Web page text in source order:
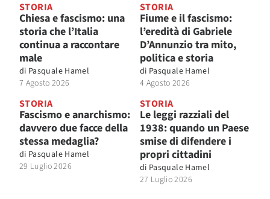
STORIA
Chiesa e fascismo: una
storia che l’Italia
continua a raccontare
male
di Pasquale Hamel
7 Agosto 2026
STORIA
Fiume e il fascismo:
l’eredità di Gabriele
D’Annunzio tra mito,
politica e storia
di Pasquale Hamel
4 Agosto 2026
STORIA
Fascismo e anarchismo:
davvero due facce della
stessa medaglia?
di Pasquale Hamel
29 Luglio 2026
STORIA
Le leggi razziali del
1938: quando un Paese
smise di difendere i
propri cittadini
di Pasquale Hamel
27 Luglio 2026